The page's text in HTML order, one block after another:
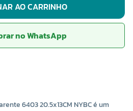
AO CARRINHO
no WhatsApp
6403 20.5x13CM NYBC é um